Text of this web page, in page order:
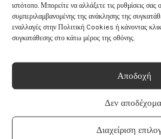
ιστότοπο. Μπορείτε να αλλάξετε τις ρυθμίσεις σας
συμπεριλαμβανομένης της ανάκλησης της
εναλλαγές στην Πολιτική Cookies ή κάνοντας κλικ
συγκατάθεσης στο κάτω μέρος της οθόνης.
Αποδοχή
Δεν
Διαχείριση
ΧΡΟΝΟΓΡΆΦΟΣ
LOTUS ΜΕ ΛΟΥΡΊ
ΚΑΟΥΤΣΟΎΚ
L18974/2
€176.00